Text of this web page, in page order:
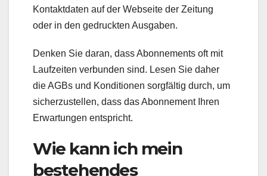
Kontaktdaten auf der Webseite der Zeitung
oder in den gedruckten Ausgaben.
Denken Sie daran, dass Abonnements oft mit
Laufzeiten verbunden sind. Lesen Sie daher
die AGBs und Konditionen sorgfältig durch, um
sicherzustellen, dass das Abonnement Ihren
Erwartungen entspricht.
Wie kann ich mein
bestehendes